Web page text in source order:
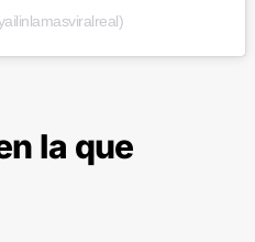
la que